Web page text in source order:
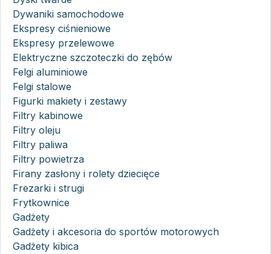
Dywaniki samochodowe
Ekspresy ciśnieniowe
Ekspresy przelewowe
Elektryczne szczoteczki do zębów
Felgi aluminiowe
Felgi stalowe
Figurki makiety i zestawy
Filtry kabinowe
Filtry oleju
Filtry paliwa
Filtry powietrza
Firany zasłony i rolety dziecięce
Frezarki i strugi
Frytkownice
Gadżety
Gadżety i akcesoria do sportów motorowych
Gadżety kibica